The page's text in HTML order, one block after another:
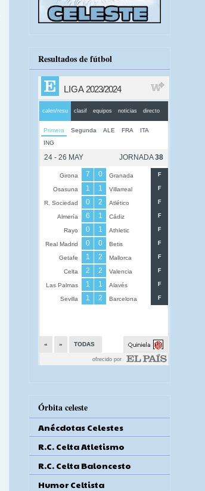
Resultados de fútbol
Órbita celeste
Anécdotas Celestes
R.C. Celta Atletismo
R.C. Celta Baloncesto
Humor Celtista